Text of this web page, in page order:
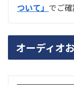
買取
ついて」 でご確
オーディオ